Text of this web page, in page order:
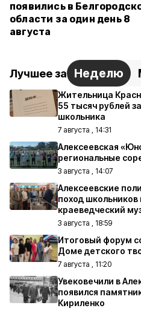
появились в
области за один день 8
августа
Лучшее за Неделю
Жительница
55 тысяч рублей
школьника
7 августа , 14:31
Алексеевская
региональные
3 августа , 14:07
Алексеевские
поход школьников
краеведческий
3 августа , 18:59
Итоговый форум
Доме детского
7 августа , 11:20
Увековечили в
появился
Кириленко